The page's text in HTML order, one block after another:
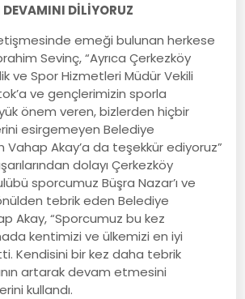
DİLİYORUZ
emeği bulunan herkese
Sevinç, “Ayrıca Çerkezköy
ve Spor Hizmetleri Müdür Vekili
ve gençlerimizin sporla
önem veren, bizlerden hiçbir
esirgemeyen Belediye
Vahap Akay’a da teşekkür ediyoruz”
dolayı Çerkezköy
sporcumuz Büşra Nazar’ı ve
tebrik eden Belediye
Akay, “Sporcumuz bu kez
kentimizi ve ülkemizi en iyi
Kendisini bir kez daha tebrik
artarak devam etmesini
kullandı.